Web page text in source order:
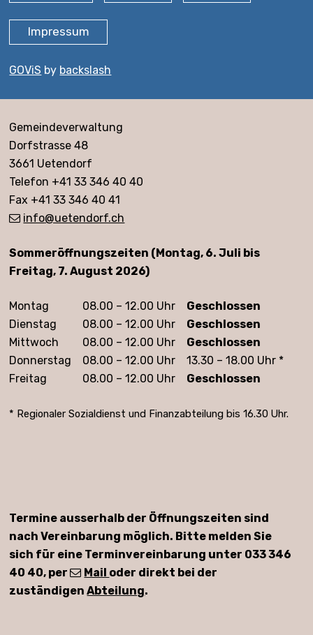
Impressum
GOViS by backslash
Adresse
Gemeindeverwaltung
Dorfstrasse 48
3661 Uetendorf
Telefon +41 33 346 40 40
Fax +41 33 346 40 41
info@uetendorf.ch
Öffnungszeiten
Sommeröffnungszeiten (Montag, 6. Juli bis
Freitag, 7. August 2026)
Montag 08.00 – 12.00 Uhr
Geschlossen
Dienstag
08.00 – 12.00 Uhr
Geschlossen
Mittwoch
08.00 – 12.00 Uhr
Geschlossen
Donnerstag
08.00 – 12.00 Uhr
13.30 – 18.00 Uhr *
Freitag
08.00 – 12.00 Uhr Geschlossen
* Regionaler Sozialdienst und Finanzabteilung bis 16.30 Uhr.
Termine ausserhalb der Öffnungszeiten sind
nach Vereinbarung möglich. Bitte melden Sie
sich für eine Terminvereinbarung unter 033 346
40 40, per
Mail oder direkt bei der
zuständigenAbteilung.